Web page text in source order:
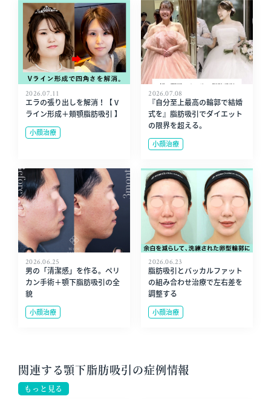
2026.07.11
エラの張り出しを解消！【 V
ライン形成＋頬顎脂肪吸引 】
小顔治療
2026.07.08
『自分至上最高の輪郭で結婚
式を』脂肪吸引でダイエット
の限界を超える。
小顔治療
2026.06.25
男の「清潔感」を作る。ペリ
カン手術＋顎下脂肪吸引の全
貌
小顔治療
2026.06.23
脂肪吸引とバッカルファット
の組み合わせ治療で左右差を
調整する
小顔治療
関連する顎下脂肪吸引の症例情報
もっと見る